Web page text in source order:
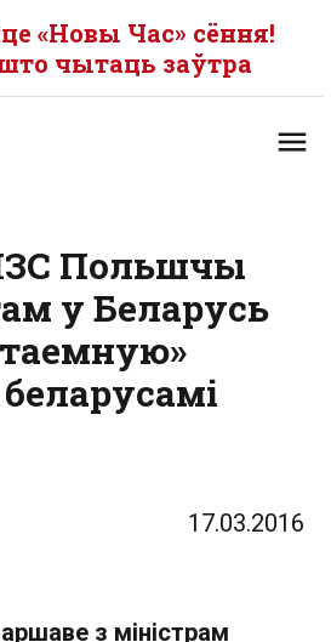
«Новы Час» сёння!
чытаць заўтра
Польшчы
у Беларусь
17.03.2016
з міністрам